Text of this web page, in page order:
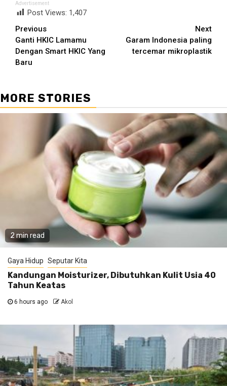
Advertisement
Post Views: 1,407
Continue
Reading
Previous
Ganti HKIC Lamamu
Dengan Smart HKIC Yang
Baru
Next
Garam Indonesia paling
tercemar mikroplastik
MORE STORIES
2 min read
Gaya Hidup Seputar Kita
Kandungan Moisturizer, Dibutuhkan Kulit Usia 40
Tahun Keatas
6 hours ago Akol